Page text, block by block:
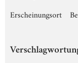
Erscheinungsort